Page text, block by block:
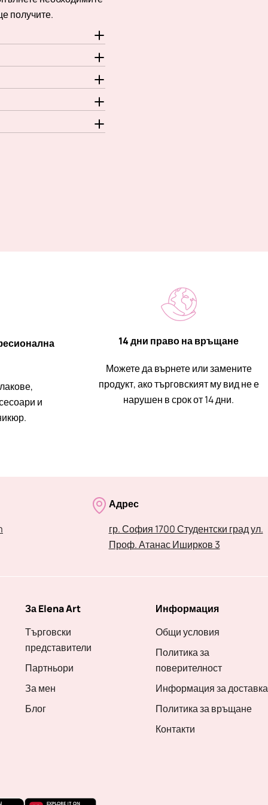
получите.
и
14 дни право на връщане
Можете да върнете или замените
продукт, ако търговският му вид не е
нарушен в срок от 14 дни.
Адрес
гр. София 1700 Студентски град ул.
Проф. Атанас Иширков 3
За Elena Art
Търговски
представители
Партньори
За мен
Блог
Информация
Общи условия
Политика за
поверителност
Информация за доставка
Политика за връщане
Контакти